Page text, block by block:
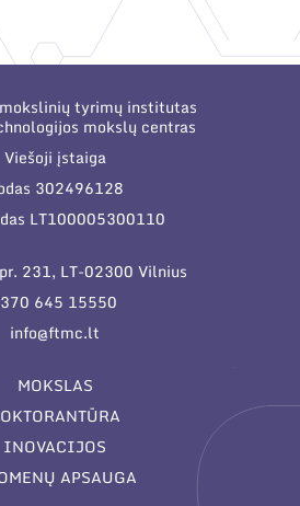
ir tarptautinėse
bei asociacijose
tyrimų institutas
mokslų centras
Viešoji įstaiga
302496128
LT100005300110
231, LT-02300 Vilnius
645 15550
info@ftmc.lt
MOKSLAS
INOVACIJOS
APSAUGA